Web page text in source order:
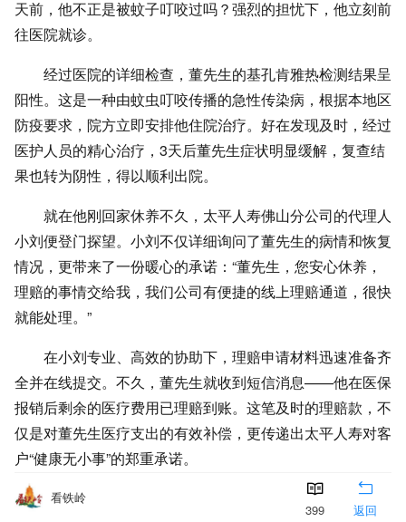
天前，他不正是被蚊子叮咬过吗？强烈的担忧下，他立刻前
往医院就诊。
经过医院的详细检查，董先生的基孔肯雅热检测结果呈
阳性。这是一种由蚊虫叮咬传播的急性传染病，根据本地区
防疫要求，院方立即安排他住院治疗。好在发现及时，经过
医护人员的精心治疗，3天后董先生症状明显缓解，复查结
果也转为阴性，得以顺利出院。
就在他刚回家休养不久，太平人寿佛山分公司的代理人
小刘便登门探望。小刘不仅详细询问了董先生的病情和恢复
情况，更带来了一份暖心的承诺：“董先生，您安心休养，
理赔的事情交给我，我们公司有便捷的线上理赔通道，很快
就能处理。”
在小刘专业、高效的协助下，理赔申请材料迅速准备齐
全并在线提交。不久，董先生就收到短信消息——他在医保
报销后剩余的医疗费用已理赔到账。这笔及时的理赔款，不
仅是对董先生医疗支出的有效补偿，更传递出太平人寿对客
户“健康无小事”的郑重承诺。
基孔肯雅热的传播与蚊虫滋生密切相关，目前正值夏季
看铁岭
399 返回